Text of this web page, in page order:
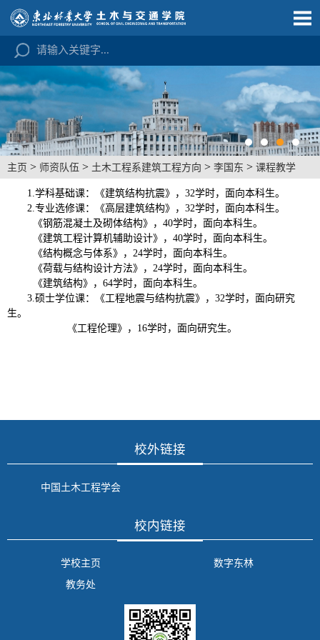
主页 > 师资队伍 > 土木工程系建筑工程方向 > 李国东 > 课程教学
1.学科基础课：《建筑结构抗震》，32学时，面向本科生。
2.专业选修课：《高层建筑结构》， 32学时，面向本科生。
《钢筋混凝土及砌体结构》， 40学时，面向本科生。
《建筑工程计算机辅助设计》， 40学时，面向本科生。
《结构概念与体系》， 24学时，面向本科生。
《荷载与结构设计方法》， 24学时，面向本科生。
《建筑结构》， 64学时，面向本科生。
3.硕士学位课：《工程地震与结构抗震》， 32学时，面向研究
生。
《工程伦理》， 16学时，面向研究生。
校外链接
中国土木工程学会
校内链接
学校主页
数字东林
教务处